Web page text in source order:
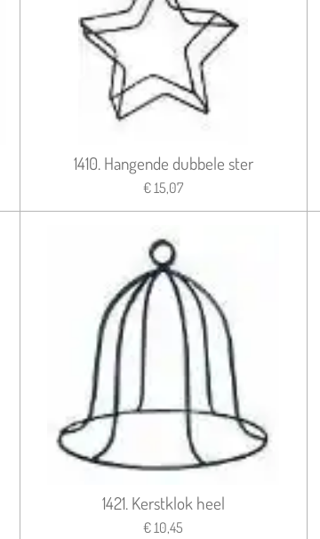
1410. Hangende dubbele ster
€ 15,07
1421. Kerstklok heel
€ 10,45